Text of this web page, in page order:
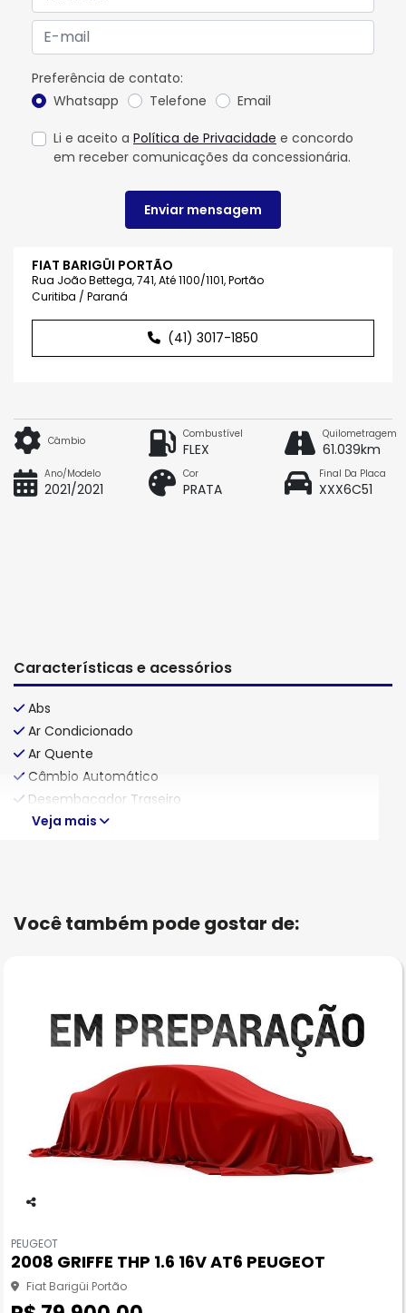
FIAT BARIGÜI PORTÃO
Rua João Bettega, 741, Até 1100/1101, Portão
Curitiba / Paraná
(41) 3017-1850
Preferência de contato:
Whatsapp
Telefone Email
Li e aceito a Política de Privacidade e concordo
em receber comunicações da concessionária.
Enviar mensagem
Câmbio Combustível
FLEX
Quilometragem
61.039km
Ano/Modelo
2021/2021
Cor
PRATA
Final Da Placa
XXX6C51
Características e acessórios
Abs
Ar Condicionado
Ar Quente
Câmbio Automático
Desembaçador Traseiro
Veja mais
Você também pode gostar de:
pa
rtil
he
PEUGEOT
2008 GRIFFE THP 1.6 16V AT6 PEUGEOT
Fiat Barigüi Portão